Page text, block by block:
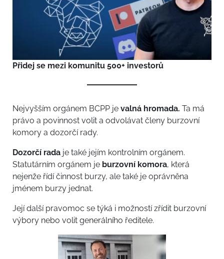
Přidej se mezi komunitu 500+ investorů
Nejvyšším orgánem BCPP je valná hromada. Ta má
právo a povinnost volit a odvolávat členy burzovní
komory a dozorčí rady.
Dozorčí rada je také jejím kontrolním orgánem.
Statutárním orgánem je burzovní komora, která
nejenže řídí činnost burzy, ale také je oprávněna
jménem burzy jednat.
Její další pravomoc se týká i možností zřídit burzovní
výbory nebo volit generálního ředitele.